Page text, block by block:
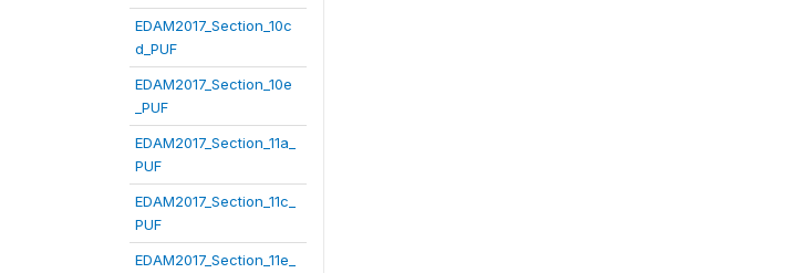
EDAM2017_Section_10c
d_PUF
EDAM2017_Section_10e
_PUF
EDAM2017_Section_11a_
PUF
EDAM2017_Section_11c_
PUF
EDAM2017_Section_11e_